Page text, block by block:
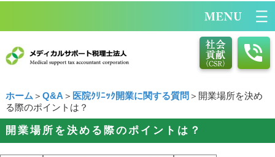
ホーム ＞ Q&A ＞ 医院ｸﾘﾆｯｸ開業に関する質問 ＞開業場所を決め
る際のポイントは？
開業場所を決める際のポイントは？